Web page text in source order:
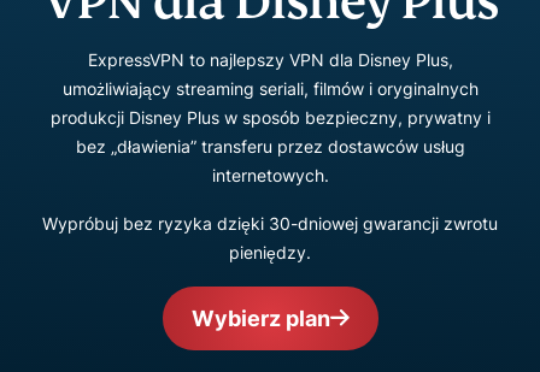
ExpressVPN to najlepszy VPN dla Disney Plus,
umożliwiający streaming seriali, filmów i oryginalnych
produkcji Disney Plus w sposób bezpieczny, prywatny i
bez „dławienia” transferu przez dostawców usług
internetowych.
Wypróbuj bez ryzyka dzięki 30-dniowej gwarancji zwrotu
pieniędzy.
Wybierz plan